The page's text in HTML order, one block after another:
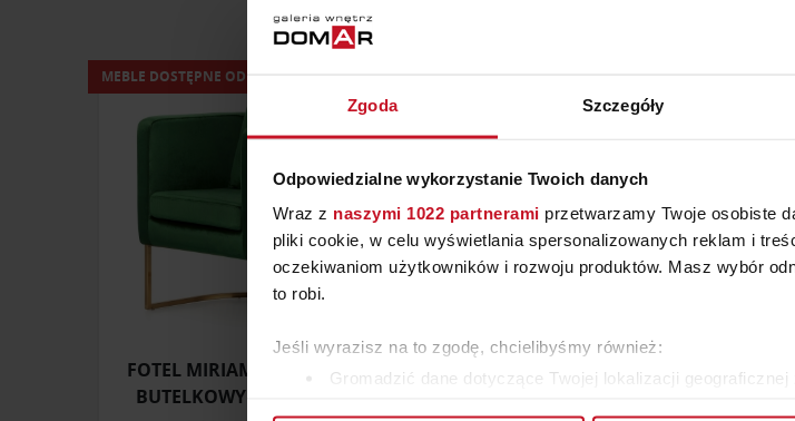
Zgoda Szczegóły
Odpowiedzialne wykorzystanie Twoich danych
Wraz z naszymi 1022 partnerami przetwarzamy Twoje osobiste
pliki cookie, w celu wyświetlania spersonalizowanych reklam i
oczekiwaniom użytkowników i rozwoju produktów. Masz wybór
to robi.
Jeśli wyrazisz na to zgodę, chcielibyśmy również:
Gromadzić dane dotyczące Twojej lokalizacji geograficznej
FOTEL MIRIAM BŁYSZCZĄCY
BUTELKOWY VELVET -50%
MEBLE DOSTĘPNE OD RĘKI
SZAFKA RTV KOMBINOWANA